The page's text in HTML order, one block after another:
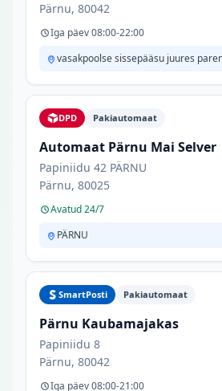
Pärnu, 80042
Iga päev 08:00-22:00
vasakpoolse sissepääsu juures
DPD Pakiautomaat
Automaat Pärnu Mai Selver
Papiniidu 42 PÄRNU
Pärnu, 80025
Avatud 24/7
PÄRNU
SmartPosti Pakiautomaat
Pärnu Kaubamajakas
Papiniidu 8
Pärnu, 80042
Iga päev 08:00-21:00